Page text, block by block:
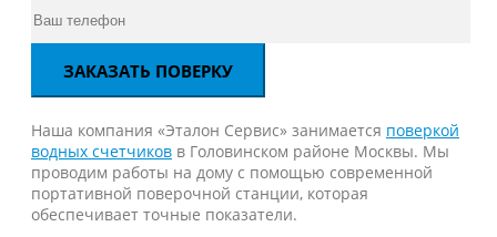
Наша компания «Эталон Сервис» занимается поверкой
водных счетчиков в Головинском районе Москвы. Мы
проводим работы на дому с помощью современной
портативной поверочной станции, которая
обеспечивает точные показатели.